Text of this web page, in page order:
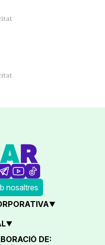
nosaltres
DE: